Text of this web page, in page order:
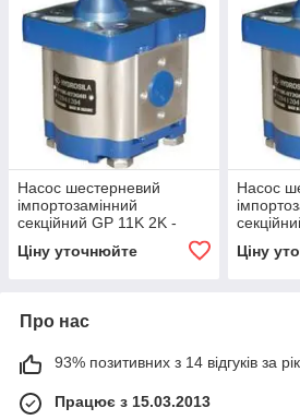
Насос шестерневий
імпортозамінний
секційний GP 11K 2K -
Ціну уточнюйте
Насос
Ціну
Про нас
93% позитивних з 14 відгуків за рік
Працює з 15.03.2013